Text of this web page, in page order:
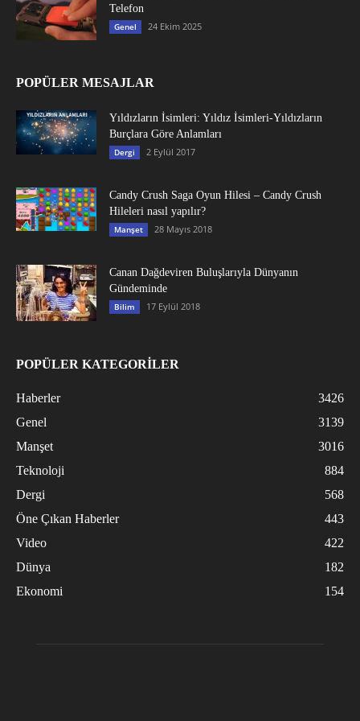
Telefon
Genel 24 Ekim 2025
POPÜLER MESAJLAR
Yıldızların İsimleri: Yıldız İsimleri-Yıldızların
Burçlara Göre Anlamları
Dergi 2 Eylül 2017
Candy Crush Saga Oyun Hilesi – Candy Crush
Hileleri nasıl yapılır?
Manşet 28 Mayıs 2018
Canan Dağdeviren Buluşlarıyla Dünyanın
Gündeminde
Bilim 17 Eylül 2018
POPÜLER KATEGORİLER
Haberler
3426
Genel
3139
Manşet
3016
Teknoloji
884
Dergi
568
Öne Çıkan Haberler
443
Video
422
Dünya
182
Ekonomi
154